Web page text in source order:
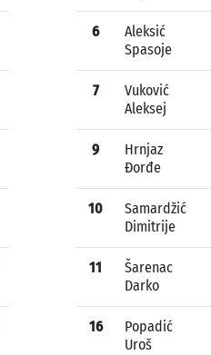
6
Aleksić
Spasoje
7
Vuković
Aleksej
9
Hrnjaz
Đorđe
10
Samardžić
Dimitrije
11
Šarenac
Darko
16
Popadić
Uroš